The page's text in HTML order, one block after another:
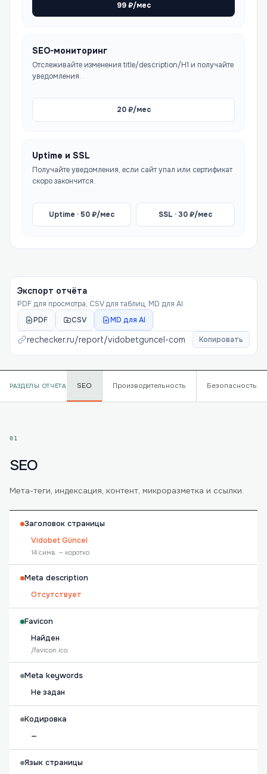
99₽/мес
SEO-мониторинг
Отслеживайте изменения title/description/H1 и получайте
уведомления.
20₽/мес
Uptime и SSL
Получайте уведомления, если сайт упал или сертификат
скоро закончится.
Uptime ·50₽/мес SSL ·30₽/мес
Экспорт отчёта
PDF для просмотра, CSV для таблиц, MD для AI
PDF
CSV MD для AI
rechecker.ru/report/vidobetguncel-com Копировать
РАЗДЕЛЫ ОТЧЁТА SEO Производительность Безопасность
01
SEO
Мета-теги, индексация, контент, микроразметка и ссылки.
Заголовок страницы
Vidobet Güncel
14 симв. — коротко
Meta description
Отсутствует
Favicon
Найден
/favicon.ico
Meta keywords
Не задан
Кодировка
—
Язык страницы